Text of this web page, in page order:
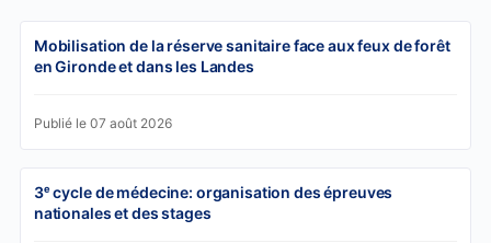
Mobilisation de la réserve sanitaire face aux feux de forêt
en Gironde et dans les Landes
Publié le 07 août 2026
3ᵉ cycle de médecine: organisation des épreuves
nationales et des stages